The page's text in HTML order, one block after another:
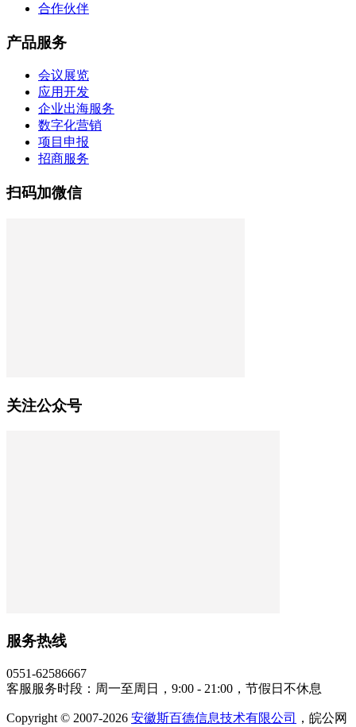
合作伙伴
产品服务
会议展览
应用开发
企业出海服务
数字化营销
项目申报
招商服务
扫码加微信
关注公众号
服务热线
0551-62586667
客服服务时段：周一至周日，9:00 - 21:00，节假日不休息
Copyright © 2007-2026 安徽斯百德信息技术有限公司
，皖公网